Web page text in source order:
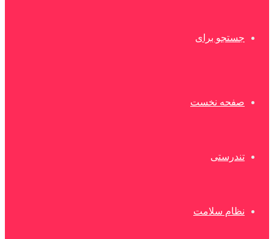
جستجو برای
صفحه نخست
تندرستی
نظام سلامت